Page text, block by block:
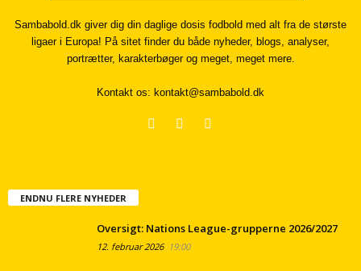
Sambabold.dk giver dig din daglige dosis fodbold med alt fra de største
ligaer i Europa! På sitet finder du både nyheder, blogs, analyser,
portrætter, karakterbøger og meget, meget mere.
Kontakt os: kontakt@sambabold.dk
ENDNU FLERE NYHEDER
Oversigt: Nations League-grupperne 2026/2027
12. februar 202619:00